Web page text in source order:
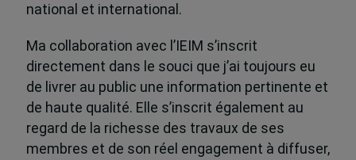
national et international.
Ma collaboration avec l’IEIM s’inscrit
directement dans le souci que j’ai toujours eu
de livrer au public une information pertinente et
de haute qualité. Elle s’inscrit également au
regard de la richesse des travaux de ses
membres et de son réel engagement à diffuser,